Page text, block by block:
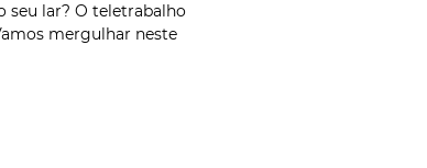
seu lar? O teletrabalho
mergulhar neste